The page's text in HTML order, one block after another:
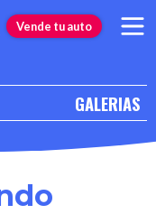
Vende tu auto
GALERIAS